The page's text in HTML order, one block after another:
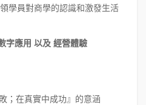
學員對商學的認識和激發生活
字應用 以及 經營體驗
；在真實中成功』的意涵